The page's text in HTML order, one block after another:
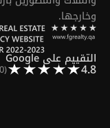
وخارجها.
التقييم على Google
4.8
(340)